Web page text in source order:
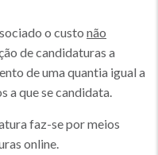
o custo não
de candidaturas a
de uma quantia igual a
a que se candidata.
faz-se por meios
online.